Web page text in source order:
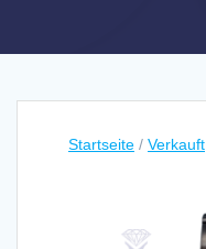
Startseite / Verkauft